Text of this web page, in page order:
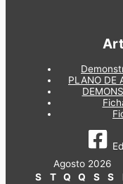
PLANO DE
Agosto 2026
S
T Q Q S S